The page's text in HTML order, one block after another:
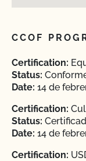
CCOF
Certification:
Status:
Date: 14 de
Certification:
Status:
Date: 14 de
Certification: